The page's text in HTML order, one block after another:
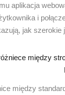
aplikacja
i
jak szerokie
między